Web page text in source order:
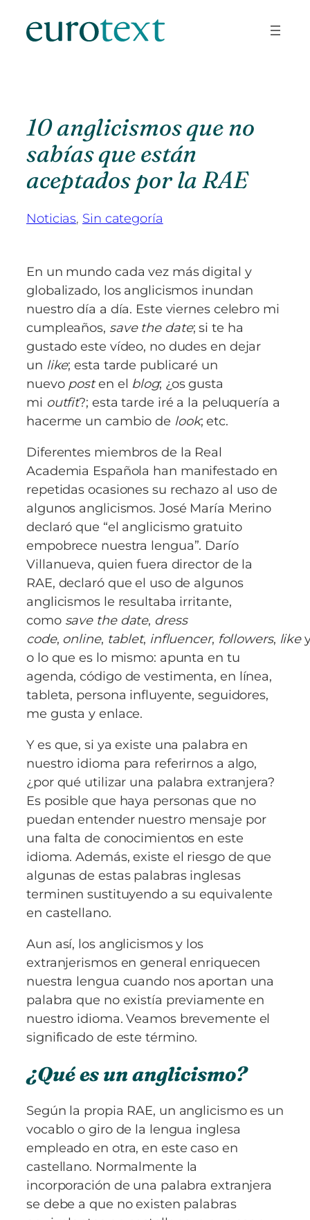
10 anglicismos que no
sabías que están
aceptados por la RAE
Noticias, Sin categoría
En un mundo cada vez más digital y
globalizado, los anglicismos inundan
nuestro día a día. Este viernes celebro mi
cumpleaños, save the date; si te ha
gustado este vídeo, no dudes en dejar
un like; esta tarde publicaré un
nuevo posten el blog; ¿os gusta
mi outfit?; esta tarde iré a la peluquería a
hacerme un cambio de look; etc.
Diferentes miembros de la Real
Academia Española han manifestado en
repetidas ocasiones su rechazo al uso de
algunos anglicismos. José María Merino
declaró que “el anglicismo gratuito
empobrece nuestra lengua”. Darío
Villanueva, quien fuera director de la
RAE, declaró que el uso de algunos
anglicismos le resultaba irritante,
como save the date, dress
code, online, tablet, influencer, followers, like
o lo que es lo mismo: apunta en tu
agenda, código de vestimenta, en línea,
tableta, persona influyente, seguidores,
me gusta y enlace.
Y es que, si ya existe una palabra en
nuestro idioma para referirnos a algo,
¿por qué utilizar una palabra extranjera?
Es posible que haya personas que no
puedan entender nuestro mensaje por
una falta de conocimientos en este
idioma. Además, existe el riesgo de que
algunas de estas palabras inglesas
terminen sustituyendo a su equivalente
en castellano.
Aun así, los anglicismos y los
extranjerismos en general enriquecen
nuestra lengua cuando nos aportan una
palabra que no existía previamente en
nuestro idioma. Veamos brevemente el
significado de este término.
¿Qué es un anglicismo?
Según la propia RAE, un anglicismo es un
vocablo o giro de la lengua inglesa
empleado en otra, en este caso en
castellano. Normalmente la
incorporación de una palabra extranjera
se debe a que no existen palabras